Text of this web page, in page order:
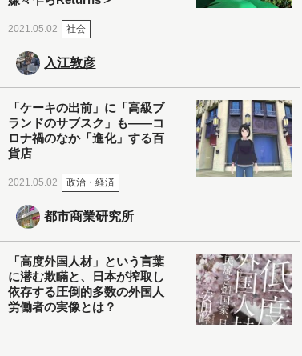
2021.05.02 社会
入江敦彦
「ケーキの出前」に「高級ブ
ランドのサブスク」も――コ
ロナ禍のなか「進化」する百
貨店
2021.05.02 政治・経済
都市商業研究所
「高度外国人材」という言葉
に潜む欺瞞と、日本が搾取し
依存する圧倒的多数の外国人
労働者の実像とは？